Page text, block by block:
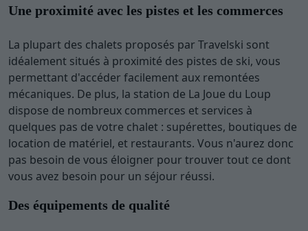
Une proximité avec les pistes et les commerces
La plupart des chalets proposés par Travelski sont
idéalement situés à proximité des pistes de ski, vous
permettant d'accéder facilement aux remontées
mécaniques. De plus, la station de La Joue du Loup
dispose de nombreux commerces et services à
quelques pas de votre chalet : supérettes, boutiques de
location de matériel, et restaurants. Vous n'aurez donc
pas besoin de vous éloigner pour trouver tout ce dont
vous avez besoin pour un séjour réussi.
Des équipements de qualité